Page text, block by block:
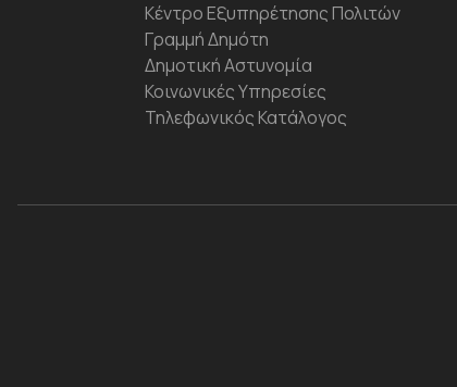
Κέντρο Εξυπηρέτησης Πολιτών
Γραμμή Δημότη
Δημοτική Αστυνομία
Κοινωνικές Υπηρεσίες
Τηλεφωνικός Κατάλογος